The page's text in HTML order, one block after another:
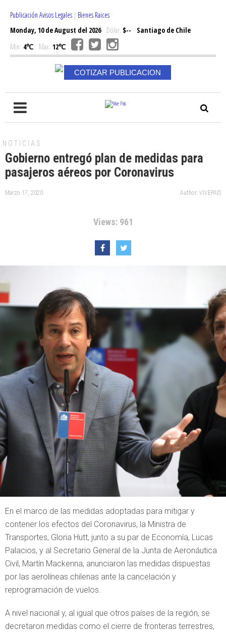
Publicación Avisos Legales | Bienes Raices
Monday, 10 de August del 2026Dólar: $--
Santiago de Chile
Min: 4℃ Max: 12℃
COTIZAR PUBLICACION
NOTICIAS
Gobierno entregó plan de medidas para
pasajeros aéreos por Coronavirus
Marzo 17, 2020 Author: VIVEPAIS
Views: 961
En el marco de las medidas adoptadas para mitigar y
contener los efectos del Coronavirus, la Ministra de
Transportes, Gloria Hutt, junto a su par de Economía, Lucas
Palacios, y al Secretario General de la Junta de Aeronáutica
Civil, Martín Mackenna, anunciaron las medidas dispuestas
por las aerolíneas chilenas ante la cancelación y
reprogramación de vuelos.
A nivel nacional y, al igual que otros países de la región, se
decretaron medidas como el cierre de fronteras terrestres,